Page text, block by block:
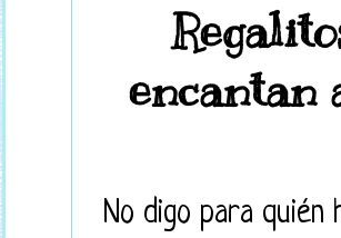
encantan
No digo para